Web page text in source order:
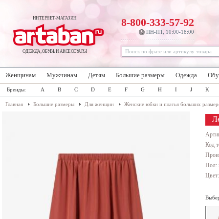
ИНТЕРНЕТ-МАГАЗИН
ОДЕЖДА, ОБУВЬ И АКСЕССУАРЫ
8-800-333-57-92
ПН-ПТ, 10:00-18:00
Женщинам Мужчинам Детям Большие размеры Одежда
Бренды: A B C D E F G H I J K
Главная Большие размеры Для женщин Женские юбки и платья больших
Код
Пол: